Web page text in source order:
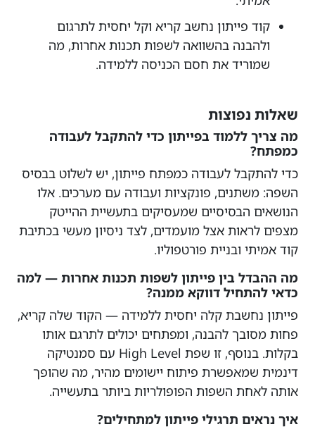
קוד פייתון נחשב קריא וקל יחסית לתרגום
ולהבנה בהשוואה לשפות תכנות אחרות, מה
שמוריד את חסם הכניסה ללמידה.
שאלות נפוצות
מה צריך ללמוד בפייתון כדי להתקבל לעבודה
כמפתח?
כדי להתקבל לעבודה כמפתח פייתון, יש לשלוט בבסיס
השפה: משתנים, פונקציות ועבודה עם מערכים. אלו
הנושאים הבסיסיים שמעסיקים בתעשיית ההייטק
מצפים לראות אצל מועמדים, לצד ניסיון מעשי בכתיבת
קוד אמיתי ובניית פורטפוליו.
מה ההבדל בין פייתון לשפות תכנות אחרות — למה
כדאי להתחיל דווקא ממנה?
פייתון נחשבת קלה יחסית ללמידה — הקוד שלה קריא,
פחות מסובך להבנה, ומפתחים יכולים לתרגם אותו
בקלות. בנוסף, זו שפת High Level עם סמנטיקה
דינמית שמאפשרת פיתוח יישומים מהיר, מה שהופך
אותה לאחת השפות הפופולריות ביותר בתעשייה.
איך נראים תרגילי פייתון למתחילים?